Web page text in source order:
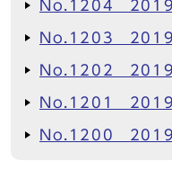
No.1204 2019
No.1203 2019
No.1202 2019
No.1201 2019
No.1200 2019